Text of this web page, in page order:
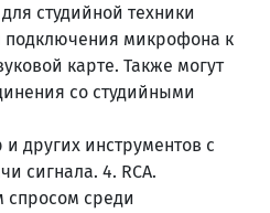
студийной техники
подключения микрофона к
карте. Также могут
со студийными
и других инструментов с
сигнала. 4. RCA.
спросом среди